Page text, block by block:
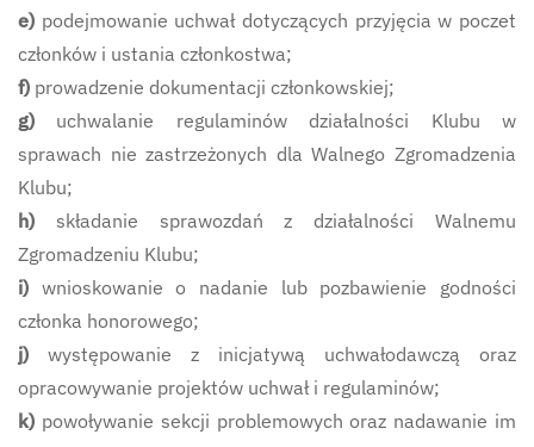
e) podejmowanie uchwał dotyczących przyjęcia w poczet
członków i ustania członkostwa;
f) prowadzenie dokumentacji członkowskiej;
g)
uchwalanie regulaminów działalności Klubu w
sprawach nie zastrzeżonych dla Walnego Zgromadzenia
Klubu;
h)
składanie sprawozdań z działalności Walnemu
Zgromadzeniu Klubu;
i) wnioskowanie o nadanie lub pozbawienie godności
członka honorowego;
j)
występowanie z inicjatywą uchwałodawczą oraz
opracowywanie projektów uchwał i regulaminów;
k) powoływanie sekcji problemowych oraz nadawanie im